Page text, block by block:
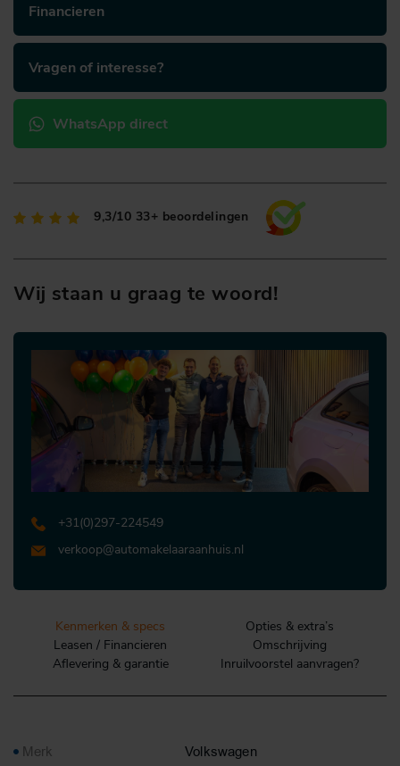
Financieren
Vragen of interesse?
WhatsApp direct
9,3/10 33+ beoordelingen
Wij staan u graag te woord!
+31 (0)297-224549
verkoop@automakelaaraanhuis.nl
Kenmerken & specs
Opties & extra’s
Leasen / Financieren
Omschrijving
Aflevering & garantie
Inruilvoorstel aanvragen?
Merk
Volkswagen